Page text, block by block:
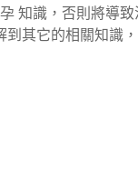
知識，否則將導
到其它的相關知識